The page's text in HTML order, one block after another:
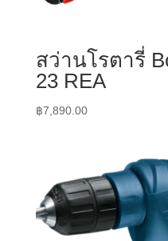
สว่านโรตารี่
23 REA
฿7,890.00